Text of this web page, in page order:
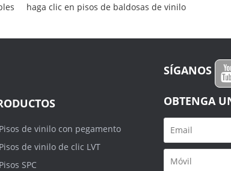
haga clic en pisos de baldosas de vinilo
Pisos de vinilo con pegamento
Pisos de vinilo de clic LVT
Pisos SPC
SÍGANOS
OBTENGA